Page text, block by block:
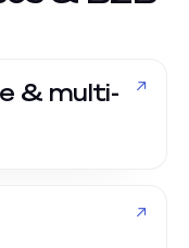
& multi-
↗
↗